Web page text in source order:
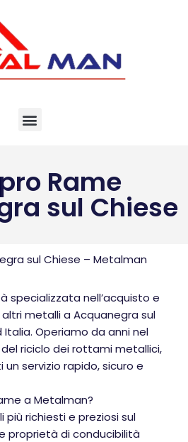
Rame
sul Chiese
sul Chiese – Metalman
specializzata nell’acquisto e
metalli a Acquanegra sul
Operiamo da anni nel
riciclo dei rottami metallici,
servizio rapido, sicuro e
a Metalman?
più richiesti e preziosi sul
proprietà di conducibilità